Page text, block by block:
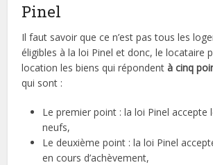
Pinel
Il faut savoir que ce n’est pas tous les
éligibles à la loi Pinel et donc, le locataire
location les biens qui répondent à cinq
qui sont :
Le premier point : la loi Pinel accepte
neufs,
Le deuxième point : la loi Pinel
en cours d’achèvement,